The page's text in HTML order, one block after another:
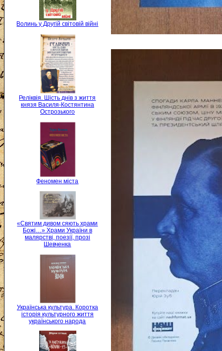
Волинь у Другій світовій війні
Реліквія. Шість днів з життя
князя Василя-Костянтина
Острозького
Феномен міста
«Святим дивом сяють храми
Божі…» Храми України в
малярстві, поезії, прозі
Шевченка
Українська культура. Коротка
історія культурного життя
українського народа